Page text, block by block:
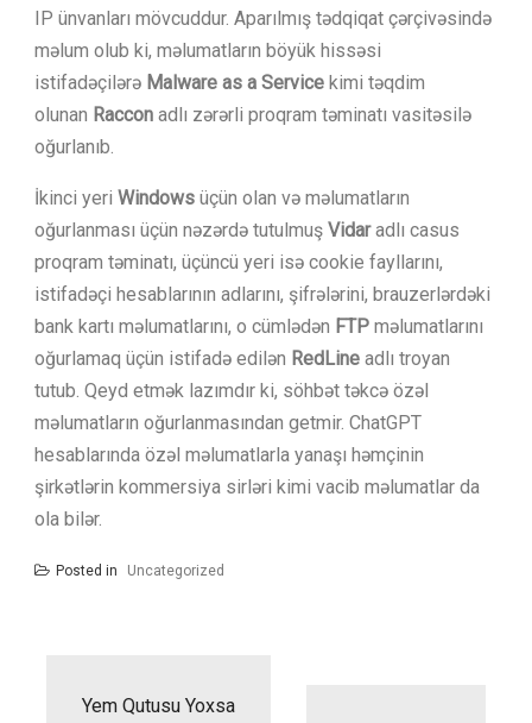
IP ünvanları mövcuddur. Aparılmış tədqiqat çərçivəsində
məlum olub ki, məlumatların böyük hissəsi
istifadəçilərə Malware as a Service kimi təqdim
olunan Raccon adlı zərərli proqram təminatı vasitəsilə
oğurlanıb.
İkinci yeri Windows üçün olan və məlumatların
oğurlanması üçün nəzərdə tutulmuş Vidaradlı casus
proqram təminatı, üçüncü yeri isə cookie fayllarını,
istifadəçi hesablarının adlarını, şifrələrini, brauzerlərdəki
bank kartı məlumatlarını, o cümlədən FTP məlumatlarını
oğurlamaq üçün istifadə edilən RedLine adlı troyan
tutub. Qeyd etmək lazımdır ki, söhbət təkcə özəl
məlumatların oğurlanmasından getmir. ChatGPT
hesablarında özəl məlumatlarla yanaşı həmçinin
şirkətlərin kommersiya sirləri kimi vacib məlumatlar da
ola bilər.
Posted in Uncategorized
Yem Qutusu Yoxsa